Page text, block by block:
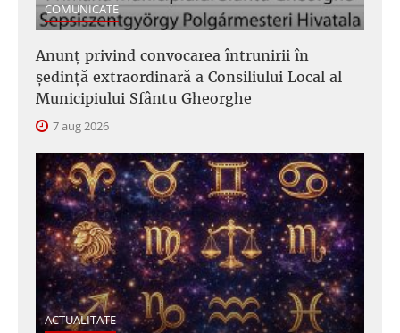
COMUNICATE
Anunţ privind convocarea întrunirii în
şedinţă extraordinară a Consiliului Local al
Municipiului Sfântu Gheorghe
7 aug 2026
ACTUALITATE